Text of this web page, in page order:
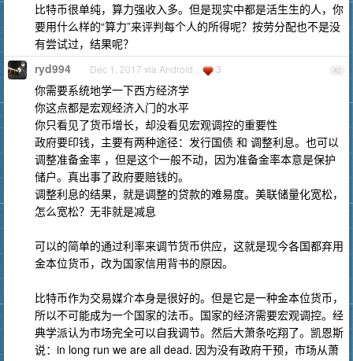
比特币很单纯，算力强收入多。但是现实中都是活生生的人，你
要用什么样的“算力”来评判每个人的所得呢？按劳分配也不是没
有尝试过，结果呢？
42
ryd994 Dec 1, 2017 via Android 3
你需要系统地学一下西方经济学
你这点都是宏观经济入门的水平
你只看见了货币增长，却没看见宏观调控的重要性
政府要印钱，主要有两种途径：发行国债 和 调整利息。也可以
调整准备金率 ，但是这个一般不动，因为准备金率本意是保护
储户。真出事了政府要赔钱的。
调整利息的结果，就是调整的贷款的难易度。美联储量化宽松，
怎么宽松？无非就是减息
可以的简单的通过利率来调节货币供应，这就是现今各国都弃用
金本位货币，改为国家信用背书的原因。
比特币作为交易媒介本身是很好的。但是它是一种金本位货币，
所以不可能成为一个国家的法币。国家的经济需要宏观调控。经
典学派认为市场完全可以自我调节。然后大萧条吃翔了。凯恩斯
说：in long run we are all dead. 因为没有政府干预，市场从萧